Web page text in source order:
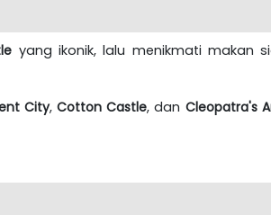
yang ikonik, lalu menikmati makan
City, Cotton Castle, dan Cleopatra's